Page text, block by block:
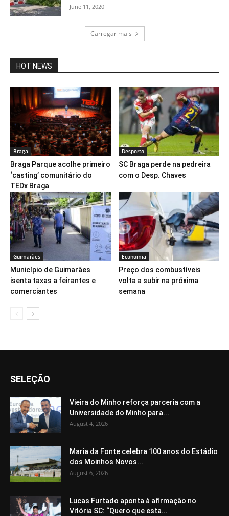
June 11, 2020
Carregar mais
HOT NEWS
Braga
Braga Parque acolhe primeiro
‘casting’ comunitário do
TEDx Braga
Desporto
SC Braga perde na pedreira
com o Desp. Chaves
Guimarães
Município de Guimarães
isenta taxas a feirantes e
comerciantes
Economia
Preço dos combustíveis
volta a subir na próxima
semana
SELEÇÃO
Vieira do Minho reforça parceria com a
Universidade do Minho para...
August 4, 2026
Maria da Fonte celebra 100 anos do Estádio
dos Moinhos Novos...
August 6, 2026
Lucas Furtado aponta à afirmação no
Vitória SC: “Quero que esta...